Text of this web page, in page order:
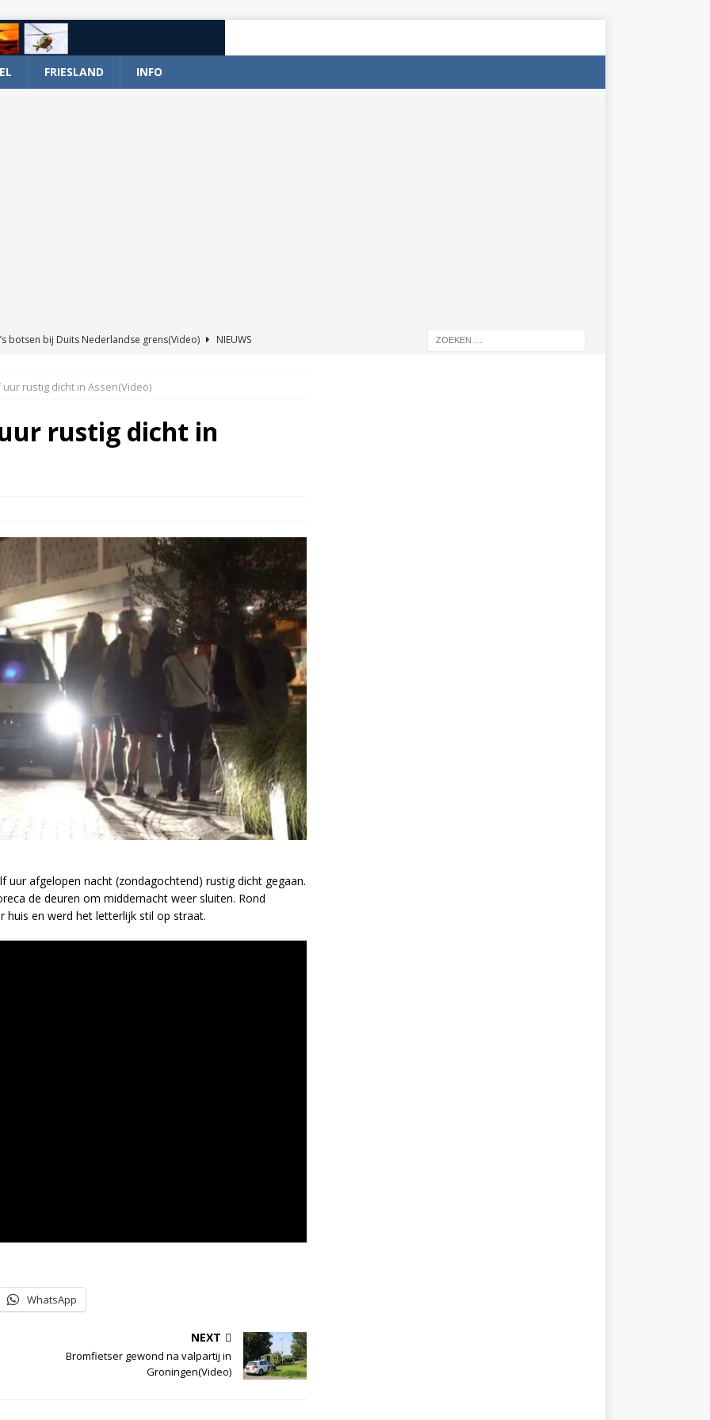
FRIESLAND INFO
botsen bij Duits Nederlandse grens(Video)
NIEUWS
en wagen met stro in de brand in Oosterhesselen(Video)
brand in Wijster(Video)
rustig dicht in Assen(Video)
rustig dicht in
uur afgelopen nacht (zondagochtend) rustig dicht gegaan.
de deuren om middernacht weer sluiten. Rond
huis en werd het letterlijk stil op straat.
WhatsApp
NEXT
Bromfietser gewond na valpartij in
Groningen(Video)